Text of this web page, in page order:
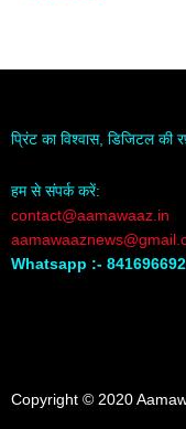
प्रिंट का विश्वास, डिजिटल की
हम से संपर्क करें:
contact@aamawaaz.in
Whatsapp :-
Copyright © 2020